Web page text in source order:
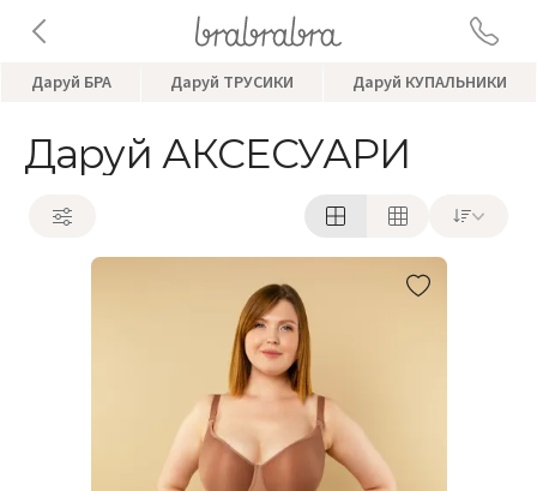
Даруй БРА Даруй ТРУСИКИ Даруй КУПАЛЬНИКИ
Даруй АКСЕСУАРИ